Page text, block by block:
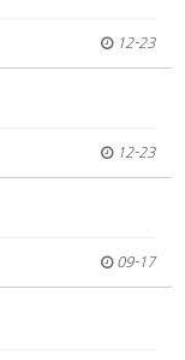
12-23
12-23
09-17